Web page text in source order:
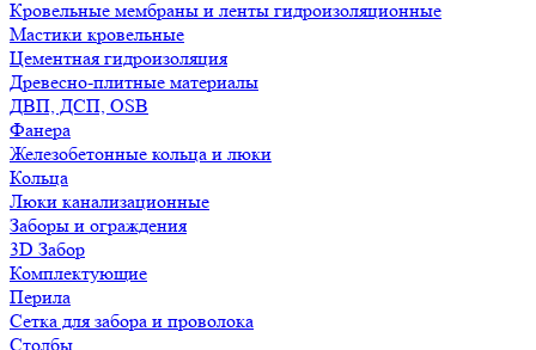
Кровельные мембраны и ленты гидроизоляционные
Мастики кровельные
Цементная гидроизоляция
Древесно-плитные материалы
ДВП, ДСП, OSB
Фанера
Железобетонные кольца и люки
Кольца
Люки канализационные
Заборы и ограждения
3D Забор
Комплектующие
Перила
Сетка для забора и проволока
Столбы